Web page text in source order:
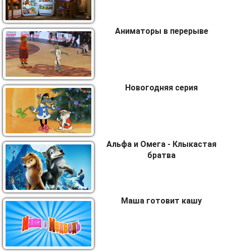
Аниматоры в перерыве
Новогодняя серия
Альфа и Омега - Клыкастая
братва
Маша готовит кашу